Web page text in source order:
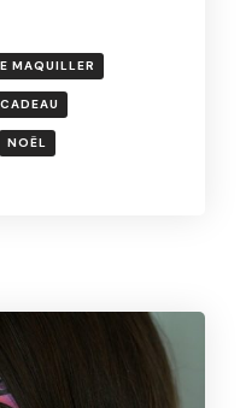
MAQUILLER
NOËL